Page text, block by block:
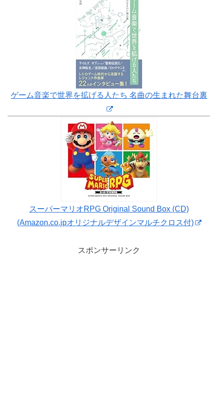
ゲーム音楽で世界を拡げる人たち 名曲の生まれた舞台裏
スーパーマリオRPG Original Sound Box (CD)
(Amazon.co.jpオリジナルデザインマルチクロス付)
スポンサーリンク